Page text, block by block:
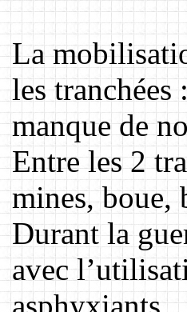
La
les
manque de
Entre les 2
mines,
Durant la
avec